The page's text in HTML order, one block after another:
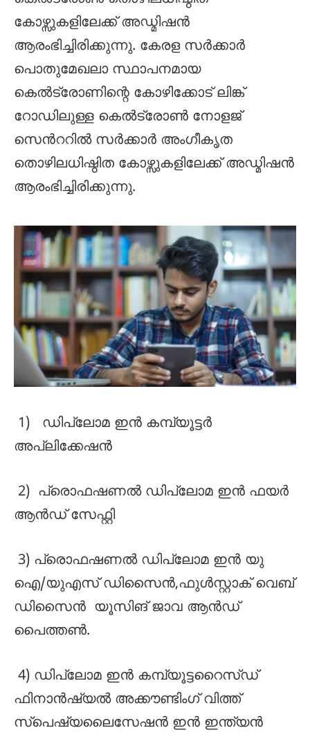
കോഴ്സുകളിലേക്ക് അഡ്മിഷൻ
ആരംഭിച്ചിരിക്കുന്നു. കേരള സർക്കാർ
പൊതുമേഖലാ സ്ഥാപനമായ
കെൽട്രോണിന്റെ കോഴിക്കോട് ലിങ്ക്
റോഡിലുള്ള കെൽട്രോൺ നോളജ്
സെൻററിൽ സർക്കാർ അംഗീകൃത
തൊഴിലധിഷ്ഠിത കോഴ്സുകളിലേക്ക് അഡ്മിഷൻ
ആരംഭിച്ചിരിക്കുന്നു.
1) ഡിപ്ലോമ ഇൻ കമ്പ്യൂട്ടർ
അപ്ലിക്കേഷൻ
2) പ്രൊഫഷണൽ ഡിപ്ലോമ ഇൻ ഫയർ
ആൻഡ് സേഫ്റ്റി
3) പ്രൊഫഷണൽ ഡിപ്ലോമ ഇൻ യു
ഐ/യുഎസ് ഡിസൈൻ,ഫുൾസ്റ്റാക് വെബ്
ഡിസൈൻ യൂസിങ് ജാവ ആൻഡ്
പൈത്തൺ.
4) ഡിപ്ലോമ ഇൻ കമ്പ്യൂട്ടറൈസ്ഡ്
ഫിനാൻഷ്യൽ അക്കൗണ്ടിംഗ് വിത്ത്
സ്പെഷ്യലൈസേഷൻ ഇൻ ഇന്ത്യൻ